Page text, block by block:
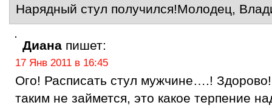
Нарядный стул получился!Молодец,
Диана пишет:
17 Янв 2011 в 16:45
Ого! Расписать стул мужчине….!
таким не займется, это какое терпение